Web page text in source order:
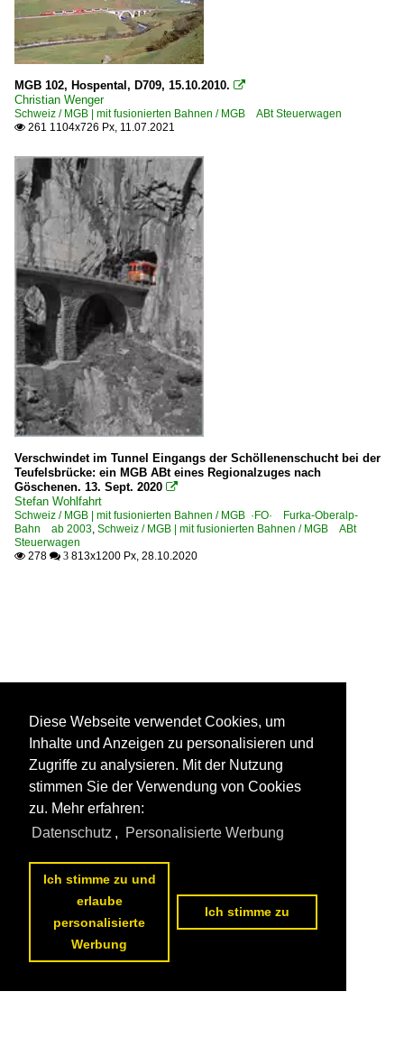
MGB 102, Hospental, D709, 15.10.2010. 
Christian Wenger
Schweiz / MGB | mit fusionierten Bahnen / MGB ABt Steuerwagen
 261 1104x726 Px, 11.07.2021
Verschwindet im Tunnel Eingangs der Schöllenenschucht bei der
Teufelsbrücke: ein MGB ABt eines Regionalzuges nach
Göschenen. 13. Sept. 2020 
Stefan Wohlfahrt
Schweiz / MGB | mit fusionierten Bahnen / MGB ·FO· Furka-Oberalp-
Bahn ab 2003, Schweiz / MGB | mit fusionierten Bahnen / MGB ABt
Steuerwagen
 278  3 813x1200 Px, 28.10.2020
Diese Webseite verwendet Cookies, um
Inhalte und Anzeigen zu personalisieren und
Zugriffe zu analysieren. Mit der Nutzung
stimmen Sie der Verwendung von Cookies
zu. Mehr erfahren:
Datenschutz , Personalisierte Werbung
Ich stimme zu und
erlaube
personalisierte
Werbung
Ich stimme zu